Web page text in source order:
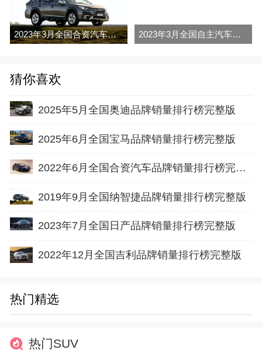
2023年3月全国合资汽车品牌销量排行榜完整版 2023年3月全国自主汽车品牌销量排行榜完整版
猜你喜欢
2025年5月全国奥迪品牌销量排行榜完整版
2025年6月全国宝马品牌销量排行榜完整版
2022年6月全国合资汽车品牌销量排行榜完整版
2019年9月全国纳智捷品牌销量排行榜完整版
2023年7月全国日产品牌销量排行榜完整版
2022年12月全国吉利品牌销量排行榜完整版
热门精选
热门SUV